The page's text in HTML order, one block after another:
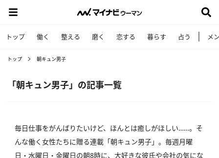
トップ 働く 整える 磨く 恋する 暮らす 占う メ
トップ 朝キュン男子
「朝キュン男子」の記事一覧
毎日仕事をがんばりたいけど、ほんとは癒しがほしい……。そ
んな働く女性たちに贈る連載「朝キュン男子」。毎週月曜
日・水曜日・金曜日の朝8時に、大好きな彼氏や会社の気にな